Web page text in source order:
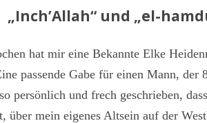
„Inch’Allah“ und „el-
hat mir eine Bekannte Elke
passende Gabe für einen Mann, der
persönlich und frech geschrieben,
über mein eigenes Altsein auf der